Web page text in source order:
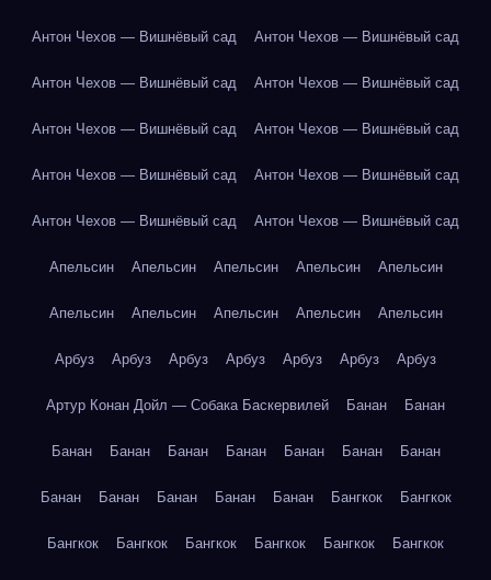
Антон Чехов — Вишнёвый сад Антон Чехов — Вишнёвый сад
Антон Чехов — Вишнёвый сад Антон Чехов — Вишнёвый сад
Антон Чехов — Вишнёвый сад Антон Чехов — Вишнёвый сад
Антон Чехов — Вишнёвый сад Антон Чехов — Вишнёвый сад
Антон Чехов — Вишнёвый сад Антон Чехов — Вишнёвый сад
Апельсин Апельсин Апельсин Апельсин Апельсин
Апельсин Апельсин Апельсин Апельсин Апельсин
Арбуз Арбуз Арбуз Арбуз Арбуз Арбуз Арбуз
Артур Конан Дойл — Собака Баскервилей Банан Банан
Банан Банан Банан Банан Банан Банан Банан
Банан Банан Банан Банан Банан Бангкок Бангкок
Бангкок Бангкок Бангкок Бангкок Бангкок Бангкок